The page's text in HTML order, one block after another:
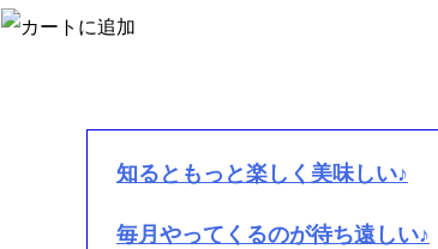
知るともっと楽しく美味しい♪
毎月やってくるのが待ち遠しい♪